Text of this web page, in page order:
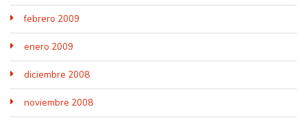
febrero 2009
enero 2009
diciembre 2008
noviembre 2008